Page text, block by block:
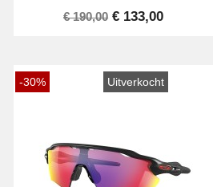
€ 190,00 € 133,00
-30% Uitverkocht